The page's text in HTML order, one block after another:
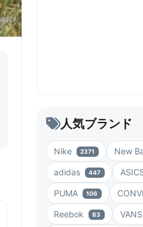
人気ブランド
Nike 2371 New
adidas 447
PUMA 106
Reebok 83 VANS